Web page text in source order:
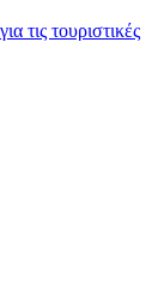
τις τουριστικές